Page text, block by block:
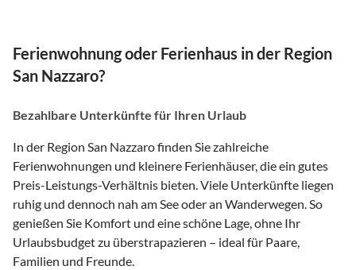
Ferienwohnung oder Ferienhaus in der Region
San Nazzaro?
Bezahlbare Unterkünfte für Ihren Urlaub
In der Region San Nazzaro finden Sie zahlreiche
Ferienwohnungen und kleinere Ferienhäuser, die ein gutes
Preis-Leistungs-Verhältnis bieten. Viele Unterkünfte liegen
ruhig und dennoch nah am See oder an Wanderwegen. So
genießen Sie Komfort und eine schöne Lage, ohne Ihr
Urlaubsbudget zu überstrapazieren – ideal für Paare,
Familien und Freunde.